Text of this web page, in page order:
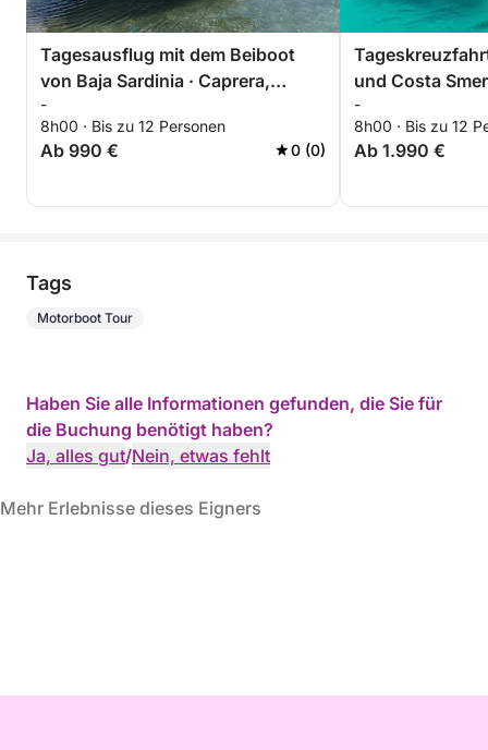
Tagesausflug mit dem Beiboot
von Baja Sardinia · Caprera,
Spargi und La Maddalena
-
8h00 · Bis zu 12 Personen
Ab 990 € 0 (0)
und Costa
-
8h00 · Bis zu 12
Ab 1.990 €
Tags
Motorboot Tour
Haben Sie alle Informationen gefunden, die Sie für
die Buchung benötigt haben?
Ja, alles gut/Nein, etwas fehlt
Mehr Erlebnisse dieses Eigners